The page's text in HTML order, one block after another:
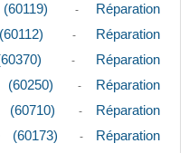
-
Réparation
-
Réparation
-
Réparation
-
Réparation
(60710)
-
Réparation
(60173)
-
Réparation